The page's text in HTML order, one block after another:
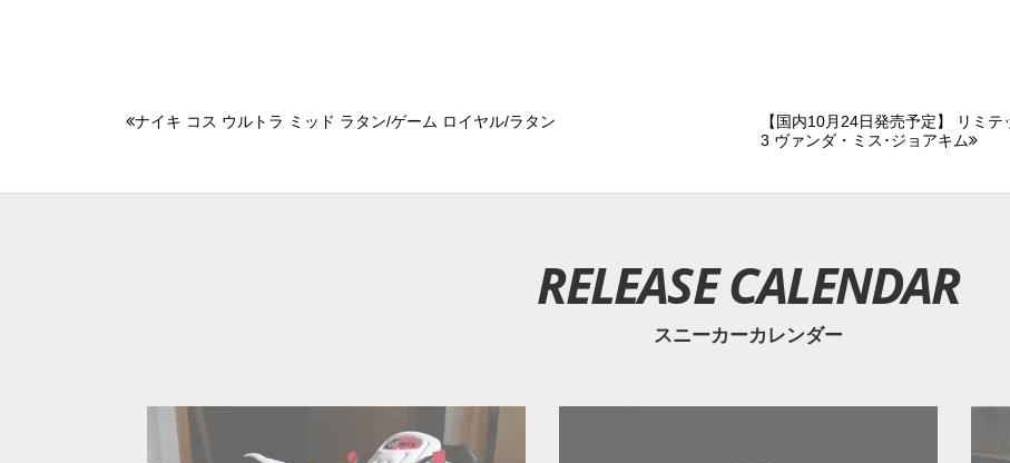
ナイキ コス ウルトラ ミッド ラタン/ゲーム ロイヤル/ラタン
【国内10月24日発売予定】 リミ
3 ヴァンダ・ミス･ジョアキム
RELEASE CALENDAR
スニーカーカレンダー